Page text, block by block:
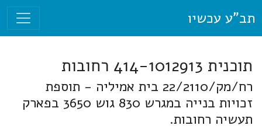
תב"ע עכשיו
תוכנית 414-1012913 רחובות
רח/מק/22/2110 בית אמיליה - תוספת
זכויות בנייה במגרש 830 גוש 3650 בפארק
תעשיה רחובות.